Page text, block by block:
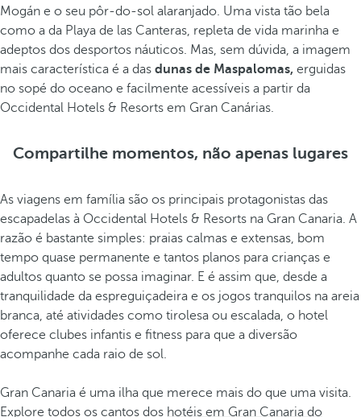
Mogán e o seu pôr-do-sol alaranjado. Uma vista tão bela
como a da Playa de las Canteras, repleta de vida marinha e
adeptos dos desportos náuticos. Mas, sem dúvida, a imagem
mais característica é a das dunas de Maspalomas, erguidas
no sopé do oceano e facilmente acessíveis a partir da
Occidental Hotels & Resorts em Gran Canárias.
Compartilhe momentos, não apenas lugares
As viagens em família são os principais protagonistas das
escapadelas à Occidental Hotels & Resorts na Gran Canaria. A
razão é bastante simples: praias calmas e extensas, bom
tempo quase permanente e tantos planos para crianças e
adultos quanto se possa imaginar. E é assim que, desde a
tranquilidade da espreguiçadeira e os jogos tranquilos na areia
branca, até atividades como tirolesa ou escalada, o hotel
oferece clubes infantis e fitness para que a diversão
acompanhe cada raio de sol.
Gran Canaria é uma ilha que merece mais do que uma visita.
Explore todos os cantos dos hotéis em Gran Canaria do